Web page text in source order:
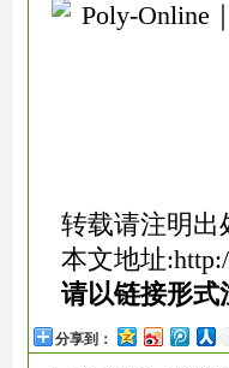
转载请注明出
本文地址:
请以链接形式
分享到：